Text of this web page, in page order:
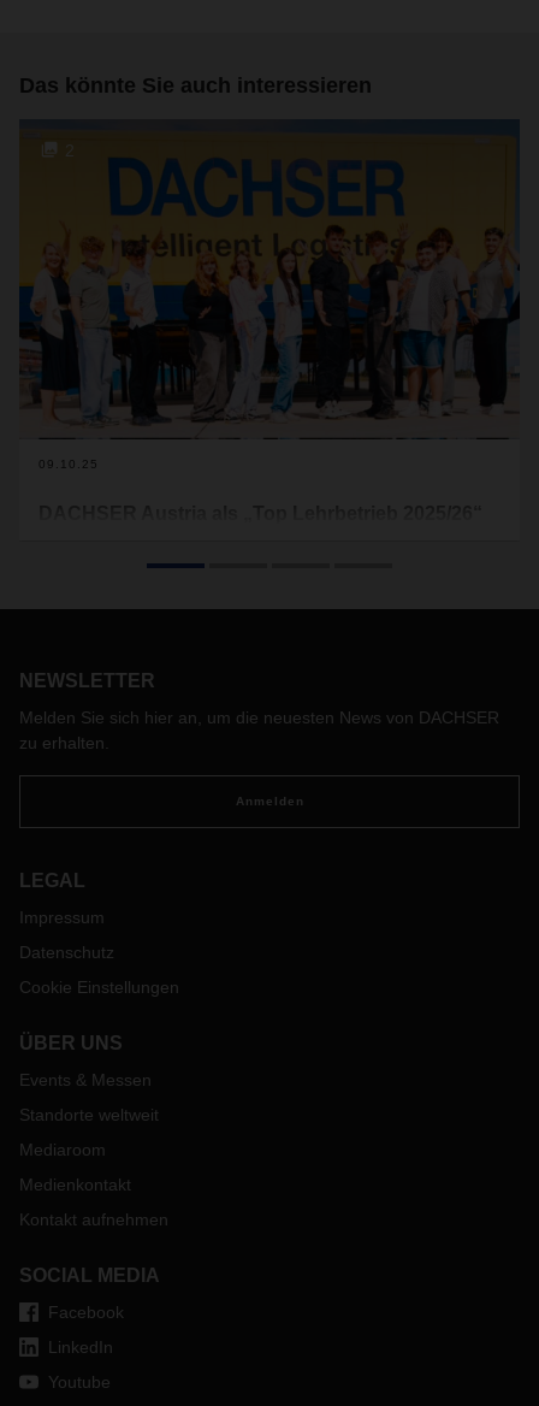
Das könnte Sie auch interessieren
2
09.10.25
Ausbildungsbetriebe Österreichs. Seit vielen Jahren
Logistikbranche aufzubauen.
NEWSLETTER
Melden Sie sich hier an, um die neuesten News von DACHSER
zu erhalten.
Anmelden
LEGAL
Impressum
Datenschutz
Cookie Einstellungen
ÜBER UNS
Events & Messen
Standorte weltweit
Mediaroom
Medienkontakt
Kontakt aufnehmen
SOCIAL MEDIA
Facebook
LinkedIn
Youtube